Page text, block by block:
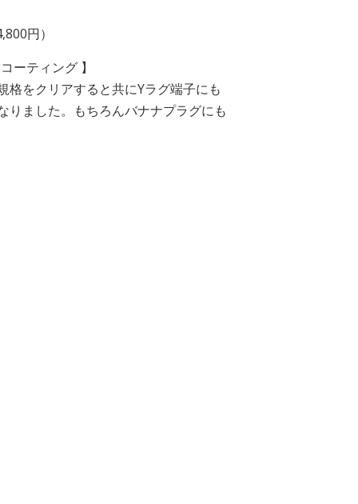
円）
ーティング 】
格をクリアすると共にYラグ端子にも
りました。もちろんバナナプラグにも